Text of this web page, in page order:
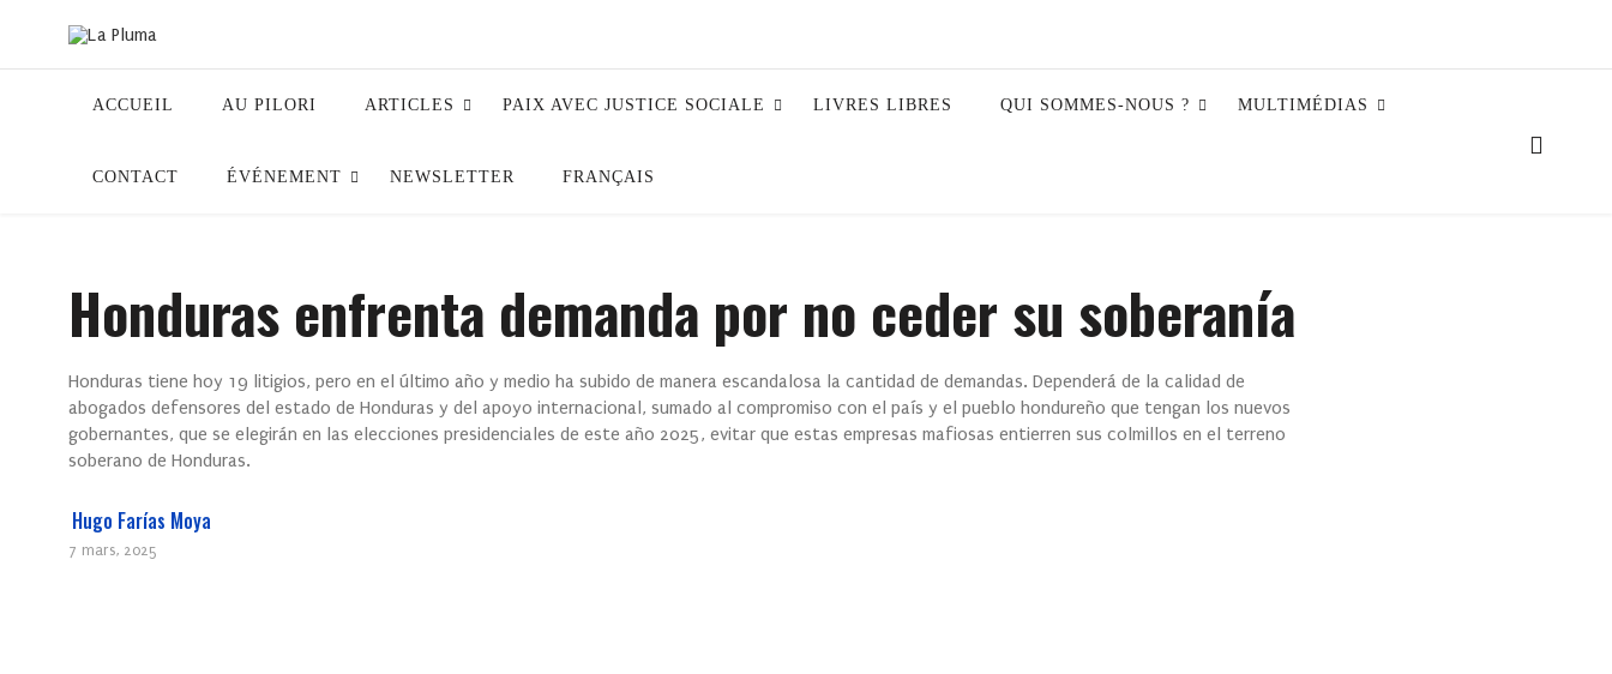
ACCUEIL AU PILORI ARTICLES PAIX AVEC JUSTICE SOCIALE LIVRES LIBRES QUI SOMMES-NOUS ? MULTIMÉDIAS
CONTACT ÉVÉNEMENT NEWSLETTER FRANÇAIS
Honduras enfrenta demanda por no ceder su soberanía
Honduras tiene hoy 19 litigios, pero en el último año y medio ha subido de manera escandalosa la cantidad de demandas. Dependerá de la calidad de
abogados defensores del estado de Honduras y del apoyo internacional, sumado al compromiso con el país y el pueblo hondureño que tengan los nuevos
gobernantes, que se elegirán en las elecciones presidenciales de este año 2025, evitar que estas empresas mafiosas entierren sus colmillos en el terreno
soberano de Honduras.
Hugo Farías Moya
7 mars, 2025